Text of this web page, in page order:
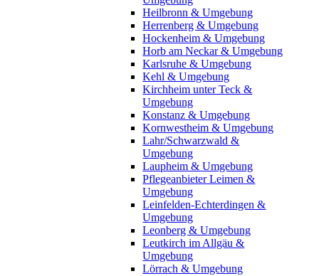
Heilbronn & Umgebung
Herrenberg & Umgebung
Hockenheim & Umgebung
Horb am Neckar & Umgebung
Karlsruhe & Umgebung
Kehl & Umgebung
Kirchheim unter Teck &
Umgebung
Konstanz & Umgebung
Kornwestheim & Umgebung
Lahr/Schwarzwald &
Umgebung
Laupheim & Umgebung
Pflegeanbieter Leimen &
Umgebung
Leinfelden-Echterdingen &
Umgebung
Leonberg & Umgebung
Leutkirch im Allgäu &
Umgebung
Lörrach & Umgebung